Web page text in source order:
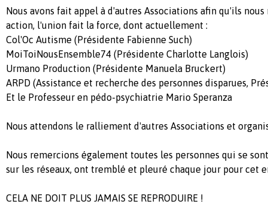
Nous avons fait appel à d'autres Associations afin qu'ils
action, l'union fait la force, dont actuellement :
Col'Oc Autisme (Présidente Fabienne Such)
MoiToiNousEnsemble74 (Présidente Charlotte Langlois)
Urmano Production (Présidente Manuela Bruckert)
ARPD (Assistance et recherche des personnes disparues,
Et le Professeur en pédo-psychiatrie Mario Speranza
Nous attendons le ralliement d'autres Associations et
Nous remercions également toutes les personnes qui se
sur les réseaux, ont tremblé et pleuré chaque jour pour cet
CELA NE DOIT PLUS JAMAIS SE REPRODUIRE !